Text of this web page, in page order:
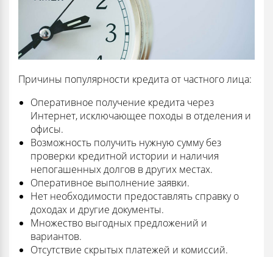
Причины популярности кредита от частного лица:
Оперативное получение кредита через
Интернет, исключающее походы в отделения и
офисы.
Возможность получить нужную сумму без
проверки кредитной истории и наличия
непогашенных долгов в других местах.
Оперативное выполнение заявки.
Нет необходимости предоставлять справку о
доходах и другие документы.
Множество выгодных предложений и
вариантов.
Отсутствие скрытых платежей и комиссий.